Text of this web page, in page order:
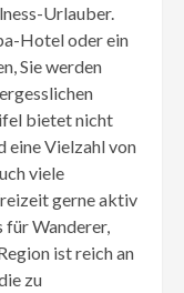
Urlauber.
Hotel oder ein
Sie werden
bietet nicht
eine Vielzahl von
viele
gerne aktiv
Wanderer,
ist reich an
zu